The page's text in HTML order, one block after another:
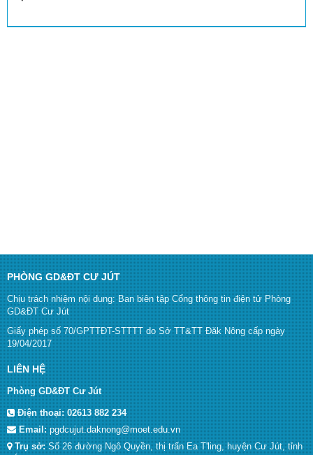
PHÒNG GD&ĐT CƯ JÚT
Chịu trách nhiệm nội dung: Ban biên tập Cổng thông tin điện tử Phòng
GD&ĐT Cư Jút
Giấy phép số 70/GPTTĐT-STTTT do Sở TT&TT Đăk Nông cấp ngày
19/04/2017
LIÊN HỆ
Phòng GD&ĐT Cư Jút
Điện thoại:02613 882 234
Email:pgdcujut.daknong@moet.edu.vn
Trụ sở:Số 26 đường Ngô Quyền, thị trấn Ea T'ling, huyện Cư Jút, tỉnh